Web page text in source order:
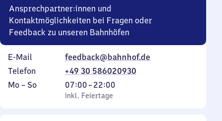
Ansprechpartner:innen und
Kontaktmöglichkeiten bei Fragen oder
Feedback zu unseren Bahnhöfen
E-Mail
feedback@bahnhof.de
Telefon
+49 30 586020930
Montag
Mo – So,
inkl. Feiertage
07:00–22:00
Von
7
inkl. Feiertage